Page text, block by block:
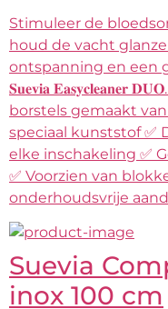
Stimuleer de
houd de vacht
ontspanning en een
𝐒𝐮𝐞𝐯𝐢𝐚 𝐄𝐚𝐬𝐲𝐜𝐥𝐞𝐚𝐧𝐞𝐫
borstels gemaakt
speciaal kunststof ✅
elke inschakeling ✅
✅ Voorzien van
onderhoudsvrije
Suevia
inox 100 cm